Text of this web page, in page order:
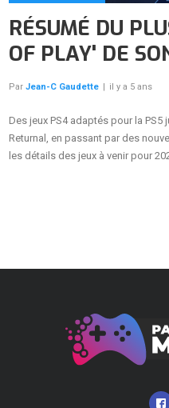
RÉSUMÉ DU
OF PLAY' DE
ParJean-C Gaudette | il y a 5 ans
Des jeux PS4 adaptés pour la
Returnal, en passant par des
les détails des jeux à venir pour